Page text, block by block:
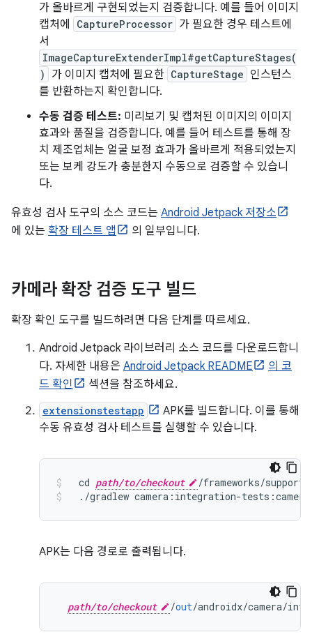
가 올바르게 구현되었는지 검증합니다. 예를 들어 이미지
캡처에
CaptureProcessor 가 필요한 경우 테스트에
서
ImageCaptureExtenderImpl#getCaptureStages(
)
가 이미지 캡처에 필요한 CaptureStage 인스턴스
를 반환하는지 확인합니다.
수동 검증 테스트: 미리보기 및 캡처된 이미지의 이미지
효과와 품질을 검증합니다. 예를 들어 테스트를 통해 장
치 제조업체는 얼굴 보정 효과가 올바르게 적용되었는지
또는 보케 강도가 충분한지 수동으로 검증할 수 있습니
다.
유효성 검사 도구의 소스 코드는 Android Jetpack 저장소
에 있는 확장 테스트 앱 의 일부입니다.
카메라 확장 검증 도구 빌드
확장 확인 도구를 빌드하려면 다음 단계를 따르세요.
Android Jetpack 라이브러리 소스 코드를 다운로드합니
다. 자세한 내용은 Android Jetpack README
의 코
드 확인
섹션을 참조하세요.
extensionstestapp
APK를 빌드합니다. 이를 통해
수동 유효성 검사 테스트를 실행할 수 있습니다.
cd path/to/checkout /frameworks/support
./gradlew camera : integration-tests :camera
APK는 다음 경로로 출력됩니다.
path/to/checkout /out/androidx/camera/